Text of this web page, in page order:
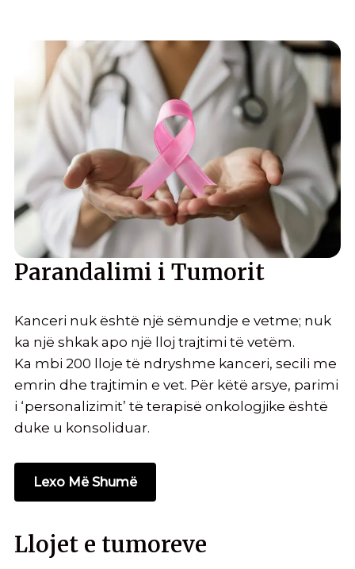
Parandalimi i Tumorit
Kanceri nuk është një sëmundje e vetme; nuk
ka një shkak apo një lloj trajtimi të vetëm.
Ka mbi 200 lloje të ndryshme kanceri, secili me
emrin dhe trajtimin e vet. Për këtë arsye, parimi
i ‘personalizimit’ të terapisë onkologjike është
duke u konsoliduar.
Lexo Më Shumë
Llojet e tumoreve